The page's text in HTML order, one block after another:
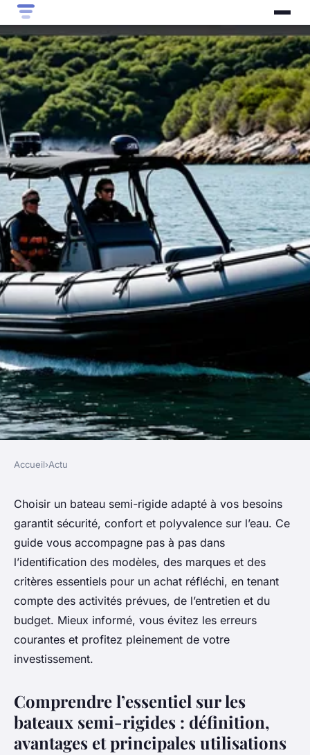
Guide ultime pour choisir
votre bateau semi-rigide idéal
admin•12 juin 2025• 7 min de lecture
Accueil›Actu
Choisir un bateau semi-rigide adapté à vos besoins
garantit sécurité, confort et polyvalence sur l’eau. Ce
guide vous accompagne pas à pas dans
l’identification des modèles, des marques et des
critères essentiels pour un achat réfléchi, en tenant
compte des activités prévues, de l’entretien et du
budget. Mieux informé, vous évitez les erreurs
courantes et profitez pleinement de votre
investissement.
Comprendre l’essentiel sur les
bateaux semi-rigides : définition,
avantages et principales utilisations